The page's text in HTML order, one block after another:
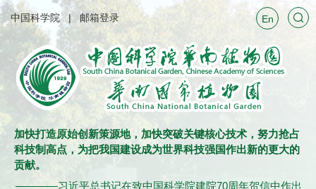
加快打造原始创新策源地，加快突破关键核心技术，努力抢占
科技制高点，为把我国建设成为世界科技强国作出新的更大的
贡献。
————习近平总书记在致中国科学院建院70周年贺信中作出
中国科学院 邮箱登录 En